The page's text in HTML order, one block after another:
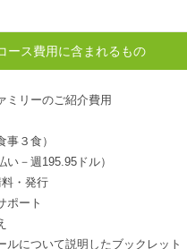
ース費用に含まれるもの
ミリーのご紹介費用
３食）
－週195.95ドル）
・発行
ポート
ルについて説明したブックレット